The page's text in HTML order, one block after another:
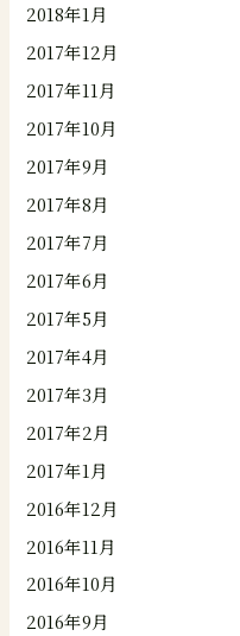
2018年1月
2017年12月
2017年11月
2017年10月
2017年9月
2017年8月
2017年7月
2017年6月
2017年5月
2017年4月
2017年3月
2017年2月
2017年1月
2016年12月
2016年11月
2016年10月
2016年9月